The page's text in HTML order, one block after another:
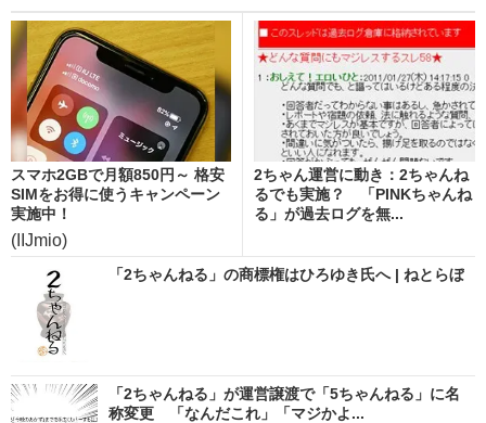
スマホ2GBで月額850円～ 格安
SIMをお得に使うキャンペーン
実施中！
(IIJmio)
2ちゃん運営に動き：2ちゃんね
るでも実施？ 「PINKちゃんね
る」が過去ログを無...
「2ちゃんねる」の商標権はひろゆき氏へ | ねとらぼ
「2ちゃんねる」が運営譲渡で「5ちゃんねる」に名
称変更 「なんだこれ」「マジかよ...